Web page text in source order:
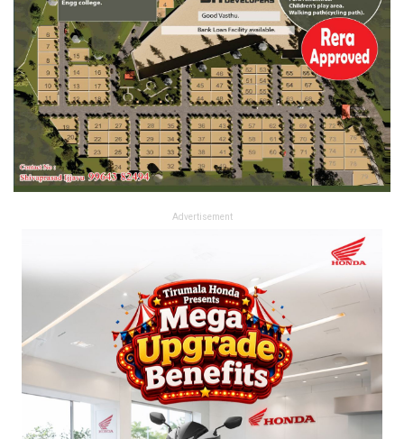
Advertisement